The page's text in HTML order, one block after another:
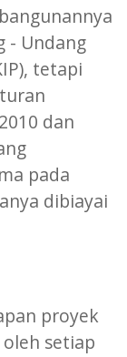
- Undang
tetapi
dan
pada
dibiayai
proyek
setiap